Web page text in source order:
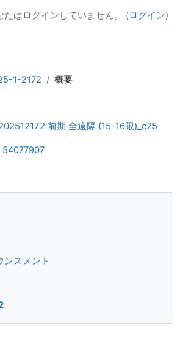
たはログインしていません。 (ログイン)
1-2172 概要
前期 全遠隔 (15-16限)_c25
ンスメント